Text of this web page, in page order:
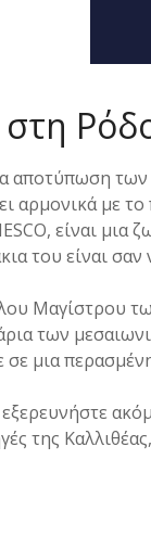
στη
αποτύπωση
αρμονικά με
είναι μια
του είναι
Μαγίστρου
των
σε μια
της